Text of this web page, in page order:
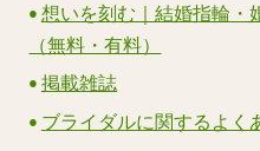
想いを刻む｜結婚指輪・
（無料・有料）
掲載雑誌
ブライダルに関するよく